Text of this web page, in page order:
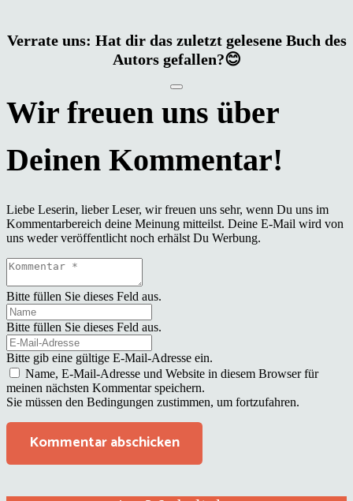
Verrate uns: Hat dir das zuletzt gelesene Buch des
Autors gefallen?😊
Liebe Leserin, lieber Leser, wir freuen uns sehr, wenn Du uns im
Kommentarbereich deine Meinung mitteilst. Deine E-Mail wird von
uns weder veröffentlicht noch erhälst Du Werbung.
Bitte füllen Sie dieses Feld aus.
Bitte füllen Sie dieses Feld aus.
Bitte gib eine gültige E-Mail-Adresse ein.
Name, E-Mail-Adresse und Website in diesem Browser für
meinen nächsten Kommentar speichern.
Sie müssen den Bedingungen zustimmen, um fortzufahren.
Kommentar abschicken